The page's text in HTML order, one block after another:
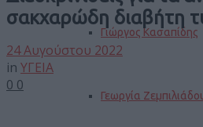
Γιώργος Κασαπίδης
Γεωργία
σακχαρώδη διαβήτη
24 Αυγούστου 2022
in ΥΓΕΙΑ
0 0